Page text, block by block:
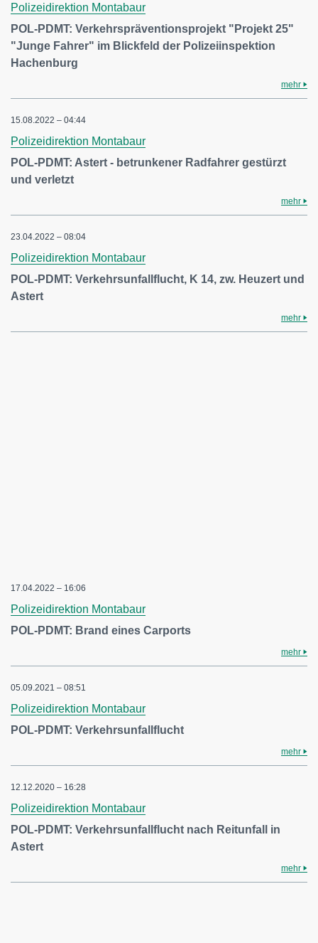
Polizeidirektion Montabaur
POL-PDMT: Verkehrspräventionsprojekt "Projekt 25"
"Junge Fahrer" im Blickfeld der Polizeiinspektion
Hachenburg
mehr
15.08.2022 – 04:44
Polizeidirektion Montabaur
POL-PDMT: Astert - betrunkener Radfahrer gestürzt
und verletzt
mehr
23.04.2022 – 08:04
Polizeidirektion Montabaur
POL-PDMT: Verkehrsunfallflucht, K 14, zw. Heuzert und
Astert
mehr
17.04.2022 – 16:06
Polizeidirektion Montabaur
POL-PDMT: Brand eines Carports
mehr
05.09.2021 – 08:51
Polizeidirektion Montabaur
POL-PDMT: Verkehrsunfallflucht
mehr
12.12.2020 – 16:28
Polizeidirektion Montabaur
POL-PDMT: Verkehrsunfallflucht nach Reitunfall in
Astert
mehr